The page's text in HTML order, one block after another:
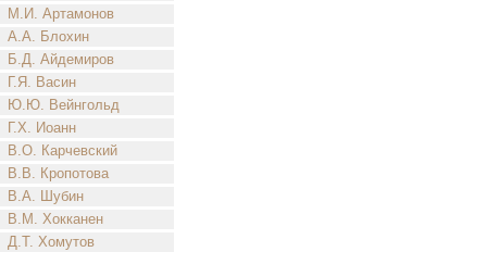
М.И. Артамонов
А.А. Блохин
Б.Д. Айдемиров
Г.Я. Васин
Ю.Ю. Вейнгольд
Г.Х. Иоанн
В.О. Карчевский
В.В. Кропотова
В.А. Шубин
В.М. Хокканен
Д.Т. Хомутов